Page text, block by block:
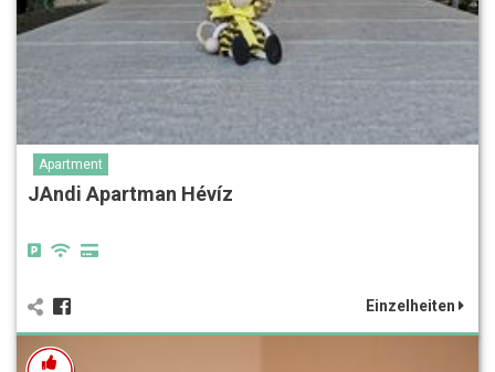
Apartment
JAndi Apartman Hévíz
Einzelheiten